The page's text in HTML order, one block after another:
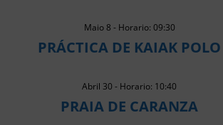
Maio 8 - Horario: 09:30
PRÁCTICA DE KAIAK POLO
Abril 30 - Horario: 10:40
PRAIA DE CARANZA